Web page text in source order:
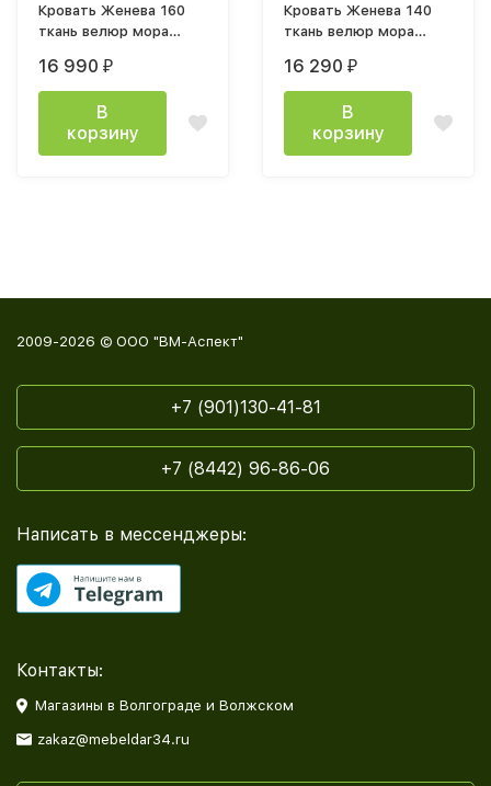
Кровать Женева 160
ткань велюр мора
каркас
16 990 ₽
В
корзину
Кровать Женева 140
ткань велюр мора
каркас
16 290 ₽
В
корзину
2009-2026 © ООО "ВМ-Аспект"
+7 (901)130-41-81
+7 (8442) 96-86-06
Написать в мессенджеры:
Контакты:
Магазины в Волгограде и Волжском
zakaz@mebeldar34.ru